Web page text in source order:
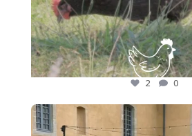
2 0
🍷 Nos adhérents font rayonner
17 0